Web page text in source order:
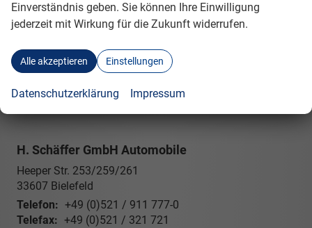
H. Schäffer GmbH Automobile
Heeper Str. 253/259/261
33607 Bielefeld
Telefon: +49 (0)521 / 911 777-0
Telefax: +49 (0)521 / 321 721
Einverständnis geben. Sie können Ihre Einwilligung
jederzeit mit Wirkung für die Zukunft widerrufen.
Alle akzeptieren Einstellungen
Datenschutzerklärung Impressum